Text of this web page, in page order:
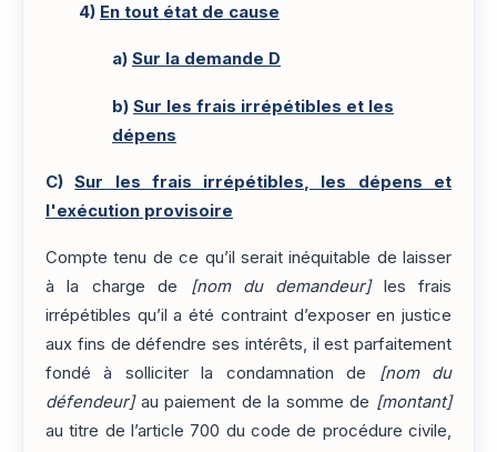
4) En tout état de cause
a) Sur la demande D
b) Sur les frais irrépétibles et les
dépens
C)Sur les frais irrépétibles, les dépens et
l'exécution provisoire
Compte tenu de ce qu’il serait inéquitable de laisser
à la charge de [nom du demandeur]les frais
irrépétibles qu’il a été contraint d’exposer en justice
aux fins de défendre ses intérêts, il est parfaitement
fondé à solliciter la condamnation de [nom du
défendeur]au paiement de la somme de [montant]
au titre de l’article 700 du code de procédure civile,